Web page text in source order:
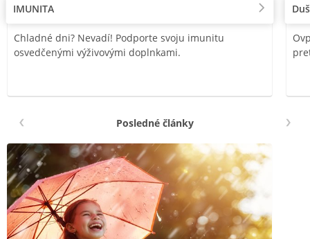
IMUNITA
Chladné dni? Nevadí! Podporte svoju imunitu
osvedčenými výživovými doplnkami.
Posledné články